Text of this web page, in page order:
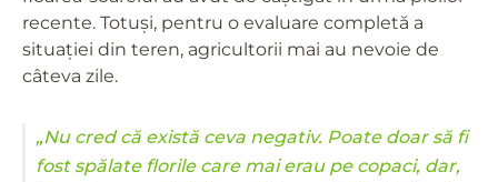
recente. Totuși, pentru o evaluare completă a
situației din teren, agricultorii mai au nevoie de
câteva zile.
„Nu cred că există ceva negativ. Poate doar să fi
fost spălate florile care mai erau pe copaci, dar,